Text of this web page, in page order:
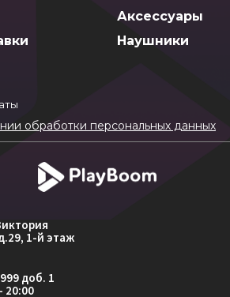
Аксессуары
Наушники
обработки персональных данных
ПДн
файлов cookie
1-й этаж
доб. 1
20:00